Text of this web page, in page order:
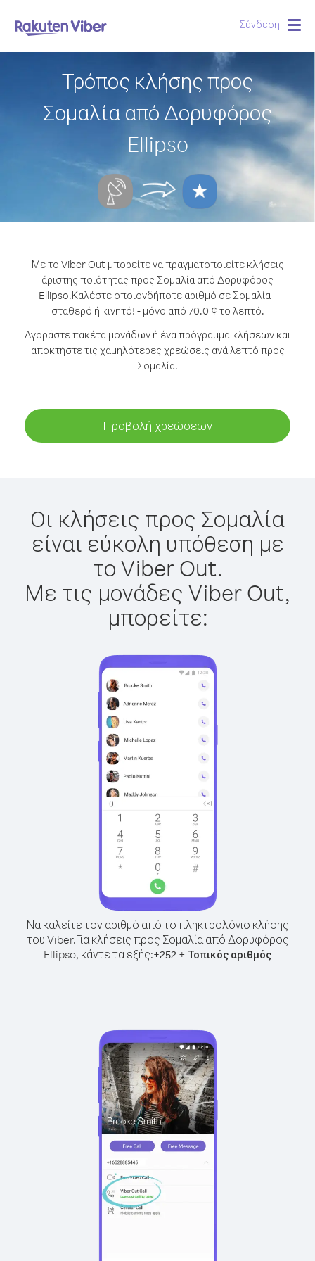
Σύνδεση
Τρόπος κλήσης προς
Σομαλία από Δορυφόρος
Ellipso
Με το Viber Out μπορείτε να πραγματοποιείτε κλήσεις
άριστης ποιότητας προς Σομαλία από Δορυφόρος
Ellipso.Καλέστε οποιονδήποτε αριθμό σε Σομαλία -
σταθερό ή κινητό! - μόνο από 70.0 ¢ το λεπτό.
Αγοράστε πακέτα μονάδων ή ένα πρόγραμμα κλήσεων και
αποκτήστε τις χαμηλότερες χρεώσεις ανά λεπτό προς
Σομαλία.
Προβολή χρεώσεων
Οι κλήσεις προς Σομαλία
είναι εύκολη υπόθεση με
το Viber Out.
Με τις μονάδες Viber Out,
μπορείτε:
Να καλείτε τον αριθμό από το πληκτρολόγιο κλήσης
του Viber.Για κλήσεις προς Σομαλία από Δορυφόρος
Ellipso, κάντε τα εξής:+252 + Τοπικός αριθμός